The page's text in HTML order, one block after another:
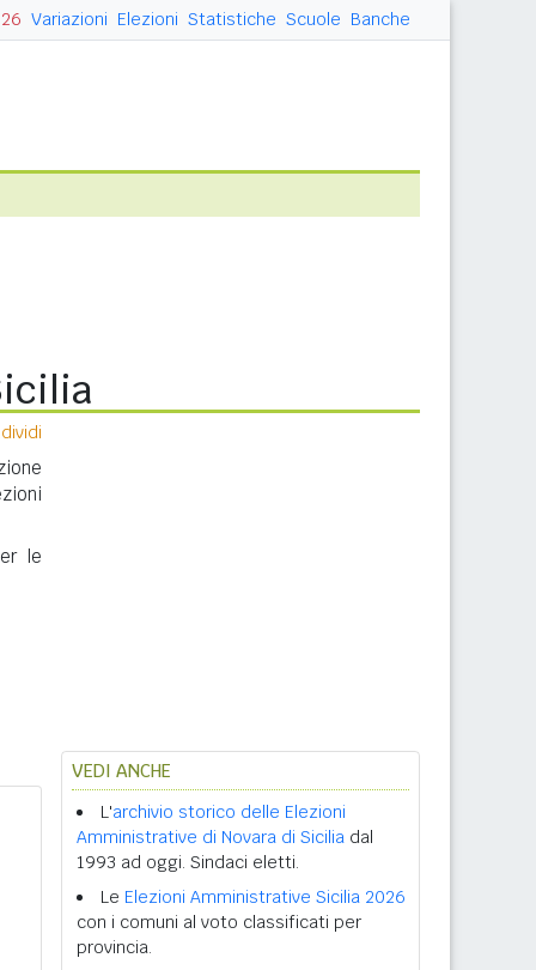
Variazioni Elezioni Statistiche Scuole Banche
le
VEDI ANCHE
L'archivio storico delle Elezioni
Amministrative di Novara di Sicilia dal
1993 ad oggi. Sindaci eletti.
Le Elezioni Amministrative Sicilia 2026
con i comuni al voto classificati per
provincia.